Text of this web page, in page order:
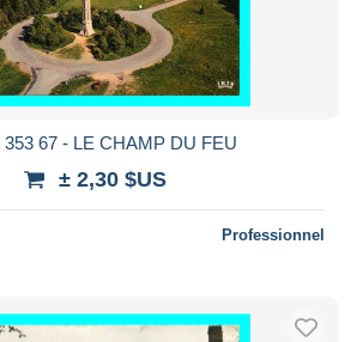
353 67 - LE CHAMP DU FEU
± 2,30 $US
Professionnel